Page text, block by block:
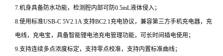
7.机身具备防水功能，检测腔内部可防0.5mL液体侵入；
8.使用标准USB-C 5V2.1A 支持BC2.1充电协议，兼容第三方手机充电器，充
电线，充电宝，具备智能锂电池充电管理功能，可长时间插电使用；
9.支持连续多点浓度标定，支持零点校准，支持内置标准曲线；